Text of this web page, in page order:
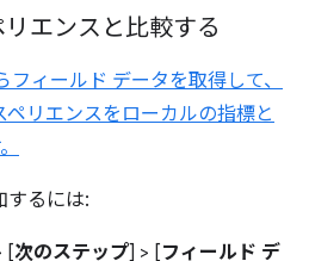
エンスと比較する
ィールド データを取得して、
リエンスをローカルの指標と
するには:
[次のステップ] > [フィールド デ